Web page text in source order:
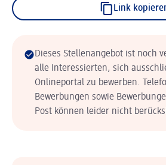
Link
Dieses Stellenangebot ist noch
alle Interessierten, sich
Onlineportal zu bewerben.
Bewerbungen sowie
Post können leider nicht